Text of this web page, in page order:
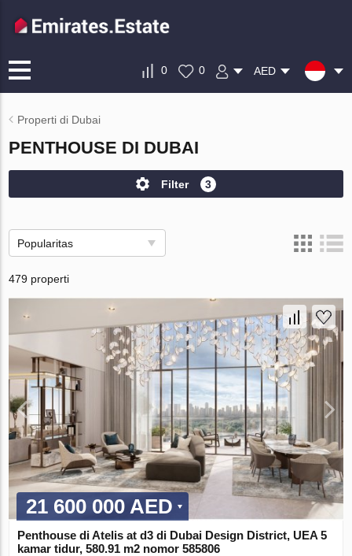
0 0 AED
Properti di Dubai
PENTHOUSE DI DUBAI
Filter 3
Popularitas
479 properti
21 600 000 AED
Penthouse di Atelis at d3 di Dubai Design District, UEA 5
kamar tidur, 580.91 m2 nomor 585806